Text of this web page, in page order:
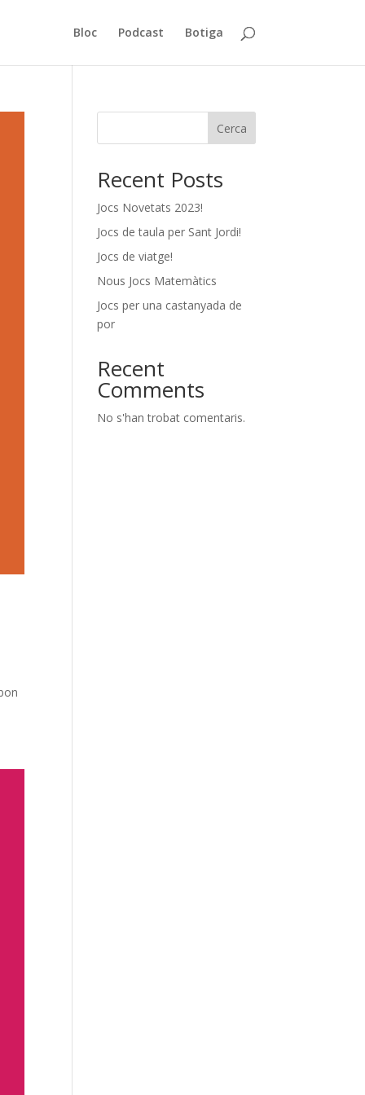
Bloc Podcast Botiga
Cerca
Recent Posts
Jocs Novetats 2023!
Jocs de taula per Sant Jordi!
Jocs de viatge!
Nous Jocs Matemàtics
Jocs per una castanyada de
por
Recent
Comments
No s'han trobat comentaris.